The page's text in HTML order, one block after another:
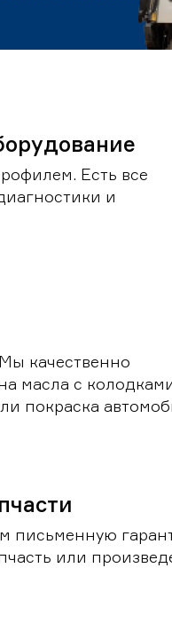
Есть все
и
качественно
масла с
покраска
письменную
или